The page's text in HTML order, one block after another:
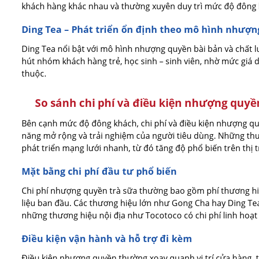
khách hàng khác nhau và thường xuyên duy trì mức độ đông
Ding Tea – Phát triển ổn định theo mô hình
Ding Tea nổi bật với mô hình nhượng quyền bài bản và
hút nhóm khách hàng trẻ, học sinh – sinh viên, nhờ mức giá
thuộc.
So sánh chi phí và điều kiện nhượng
Bên cạnh mức độ đông khách, chi phí và điều kiện nhượng
năng mở rộng và trải nghiệm của người tiêu dùng. Những
phát triển mạng lưới nhanh, từ đó tăng độ phổ biến trên thị
Mặt bằng chi phí đầu tư phổ biến
Chi phí nhượng quyền trà sữa thường bao gồm phí thương
liệu ban đầu. Các thương hiệu lớn như Gong Cha hay Ding
những thương hiệu nội địa như Tocotoco có chi phí linh
Điều kiện vận hành và hỗ trợ đi kèm